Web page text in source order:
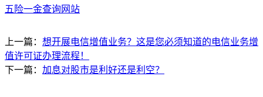
五险一金查询网站
上一篇： 想开展电信增值业务？这是您必须知道的电信业务增
值许可证办理流程！
下一篇： 加息对股市是利好还是利空？